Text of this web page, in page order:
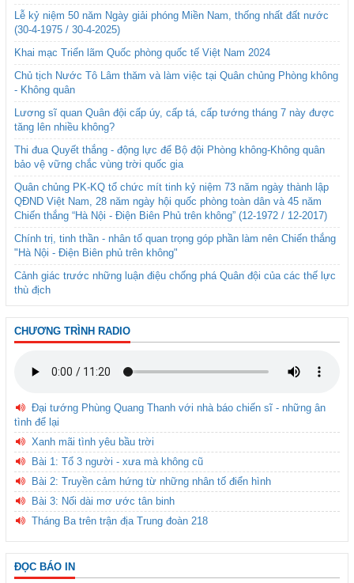
Lễ kỷ niệm 50 năm Ngày giải phóng Miền Nam, thống nhất đất nước
(30-4-1975 / 30-4-2025)
Khai mạc Triển lãm Quốc phòng quốc tế Việt Nam 2024
Chủ tịch Nước Tô Lâm thăm và làm việc tại Quân chủng Phòng không
- Không quân
Lương sĩ quan Quân đội cấp úy, cấp tá, cấp tướng tháng 7 này được
tăng lên nhiều không?
Thi đua Quyết thắng - động lực để Bộ đội Phòng không-Không quân
bảo vệ vững chắc vùng trời quốc gia
Quân chủng PK-KQ tổ chức mít tinh kỷ niệm 73 năm ngày thành lập
QĐND Việt Nam, 28 năm ngày hội quốc phòng toàn dân và 45 năm
Chiến thắng “Hà Nội - Điện Biên Phủ trên không” (12-1972 / 12-2017)
Chính trị, tinh thần - nhân tố quan trọng góp phần làm nên Chiến thắng
"Hà Nội - Điện Biên phủ trên không"
Cảnh giác trước những luận điệu chống phá Quân đội của các thế lực
thù địch
CHƯƠNG TRÌNH RADIO
Đại tướng Phùng Quang Thanh với nhà báo chiến sĩ - những ân
tình để lại
Xanh mãi tình yêu bầu trời
Bài 1: Tổ 3 người - xưa mà không cũ
Bài 2: Truyền cảm hứng từ những nhân tố điển hình
Bài 3: Nối dài mơ ước tân binh
Tháng Ba trên trận địa Trung đoàn 218
ĐỌC BÁO IN